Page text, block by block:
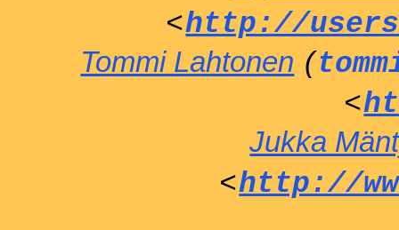
<http://
Tommi Lahtonen (
<
Jukka
<http://